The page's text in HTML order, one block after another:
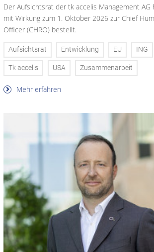
Der Aufsichtsrat der tk accelis Management AG
mit Wirkung zum 1. Oktober 2026 zur Chief
Officer (CHRO) bestellt.
Aufsichtsrat Entwicklung EU ING
Tk accelis USA Zusammenarbeit
Mehr erfahren